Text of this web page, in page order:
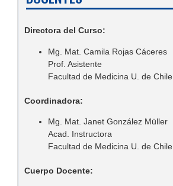
Directora del Curso:
Mg. Mat. Camila Rojas Cáceres
Prof. Asistente
Facultad de Medicina U. de Chile
Coordinadora:
Mg. Mat. Janet González Müller
Acad. Instructora
Facultad de Medicina U. de Chile
Cuerpo Docente: